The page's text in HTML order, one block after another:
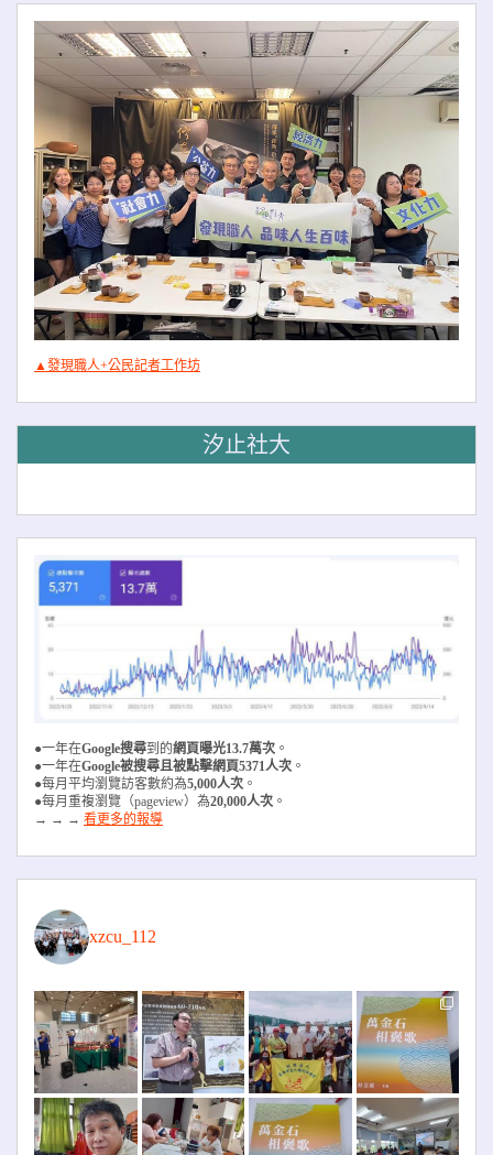
▲發現職人+公民記者工作坊
汐止社大
●一年在Google搜尋到的網頁曝光13.7萬次 。
●一年在Google被搜尋且被點擊網頁5371人次 。
●每月平均瀏覽訪客數約為5,000人次 。
●每月重複瀏覽（pageview）為20,000人次 。
→ → → 看更多的報導
xzcu_112